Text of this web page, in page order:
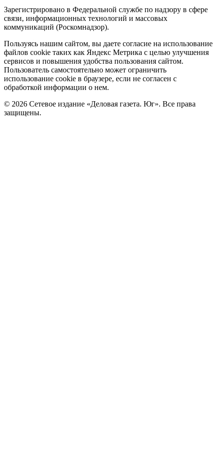
Зарегистрировано в Федеральной службе по надзору в сфере
связи, информационных технологий и массовых
коммуникаций (Роскомнадзор).
Политика
cookie
Пользуясь нашим сайтом, вы даете согласие на использование
файлов cookie таких как Яндекс Метрика с целью улучшения
сервисов и повышения удобства пользования сайтом.
Пользователь самостоятельно может ограничить
использование cookie в браузере, если не согласен с
обработкой информации о нем.
© 2026 Сетевое издание «Деловая газета. Юг». Все права
защищены.